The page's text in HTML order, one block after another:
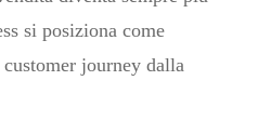
si posiziona come
journey dalla